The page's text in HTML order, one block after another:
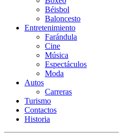
Béisbol
Baloncesto
Entretenimiento
Farándula
Cine
Música
Espectáculos
Moda
Autos
Carreras
Turismo
Contactos
Historia